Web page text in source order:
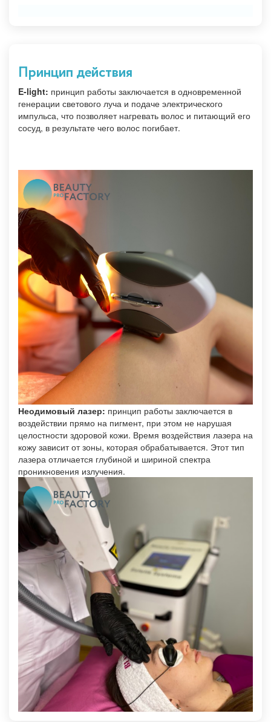
Принцип действия
E-light: принцип работы заключается в одновременной
генерации светового луча и подаче электрического
импульса, что позволяет нагревать волос и питающий его
сосуд, в результате чего волос погибает.
Неодимовый лазер: принцип работы заключается в
воздействии прямо на пигмент, при этом не нарушая
целостности здоровой кожи. Время воздействия лазера на
кожу зависит от зоны, которая обрабатывается. Этот тип
лазера отличается глубиной и шириной спектра
проникновения излучения.